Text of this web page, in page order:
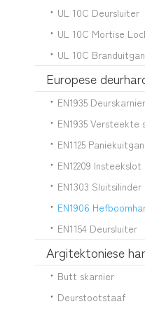
UL 10C Deursluiter
UL 10C Mortise
UL 10C
Europese
EN1935 Deurskarnier
EN1935 Versteekte
EN1125
EN12209 Insteekslot
EN1303 Sluitsilinder
EN1906
EN1154 Deursluiter
Argitektoniese
Butt skarnier
Deurstootstaaf